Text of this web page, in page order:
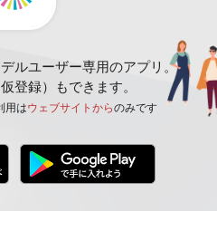
ルユーザー専用のアプリ。
登録）もできます。
用はウェブサイトからのみです